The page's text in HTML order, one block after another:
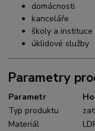
domácnosti
kanceláře
školy a instituce
úklidové služby
Parametry
Parametr
Typ produktu
Materiál